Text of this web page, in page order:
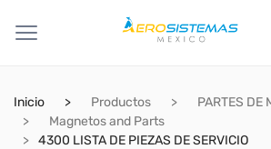
Inicio Productos
PARTES DE
Magnetos and Parts
4300 LISTA DE PIEZAS DE SERVICIO